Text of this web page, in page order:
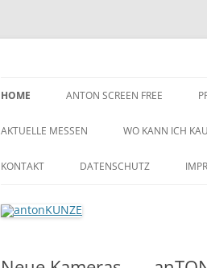
HOME ANTON SCREEN FREE
AKTUELLE MESSEN WO KANN ICH
INTERNATIONAL /
KONTAKT DATENSCHUTZ